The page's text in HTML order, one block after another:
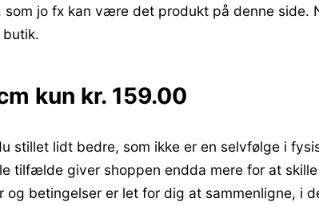
jo fx kan være det produkt på denne side.
kun kr. 159.00
stillet lidt bedre, som ikke er en selvfølge i
tilfælde giver shoppen endda mere for at
betingelser er let for dig at sammenligne, i